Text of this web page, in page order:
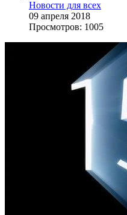
Новости для всех
09 апреля 2018
Просмотров: 1005